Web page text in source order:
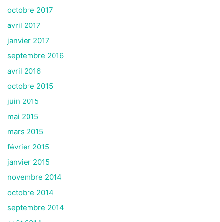
octobre 2017
avril 2017
janvier 2017
septembre 2016
avril 2016
octobre 2015
juin 2015
mai 2015
mars 2015
février 2015
janvier 2015
novembre 2014
octobre 2014
septembre 2014